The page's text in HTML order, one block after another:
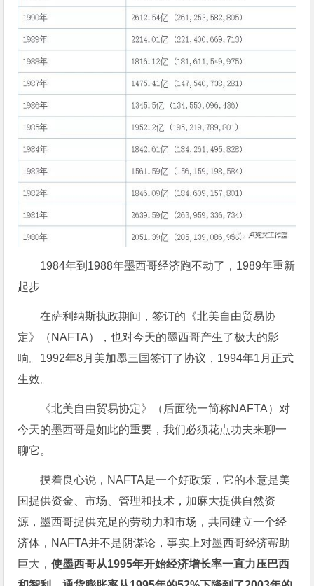
1984年到1988年墨西哥经济跑不动了，1989年重新
起步
在萨利纳斯执政期间，签订的《北美自由贸易协
定》（NAFTA），也对今天的墨西哥产生了极大的影
响。1992年8月美加墨三国签订了协议，1994年1月正式
生效。
《北美自由贸易协定》（后面统一简称NAFTA）对
今天的墨西哥是如此的重要，我们必须花点功夫来聊一
聊它。
摸着良心说，NAFTA是一个好政策，它的本意是美
国提供资金、市场、管理和技术，加麻大提供自然资
源，墨西哥提供充足的劳动力和市场，共同建立一个经
济体，NAFTA并不是阴谋论，事实上对墨西哥经济帮助
巨大，使墨西哥从1995年开始经济增长率一直力压巴西